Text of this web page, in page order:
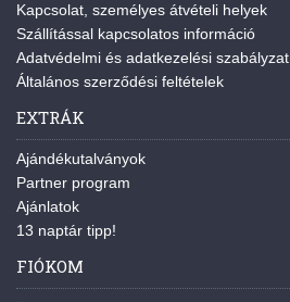
Kapcsolat, személyes átvételi helyek
Szállítással kapcsolatos információ
Adatvédelmi és adatkezelési szabályzat
Általános szerződési feltételek
EXTRÁK
Ajándékutalványok
Partner program
Ajánlatok
13 naptár tipp!
FIÓKOM